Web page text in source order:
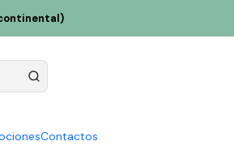
Contactosy tensión a las vides.